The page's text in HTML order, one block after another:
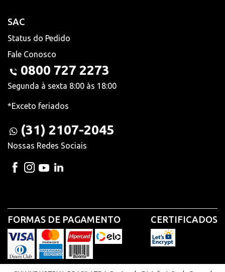
SAC
Status do Pedido
Fale Conosco
0800 727 2273
Segunda à sexta 8:00 às 18:00
*Exceto feriados
(31) 2107-2045
Nossas Redes Sociais
FORMAS DE PAGAMENTO CERTIFICADOS